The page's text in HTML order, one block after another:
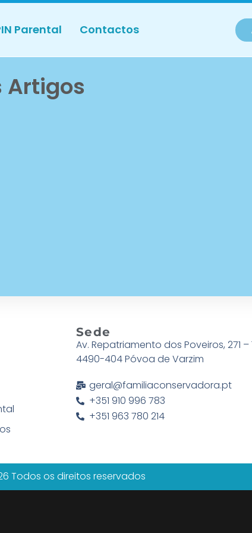
Parental Contactos
Artigos
Sede
Av. Repatriamento dos Poveiros, 271 –
4490-404 Póvoa de Varzim
geral@familiaconservadora.pt
+351 910 996 783
+351 963 780 214
Todos os direitos reservados